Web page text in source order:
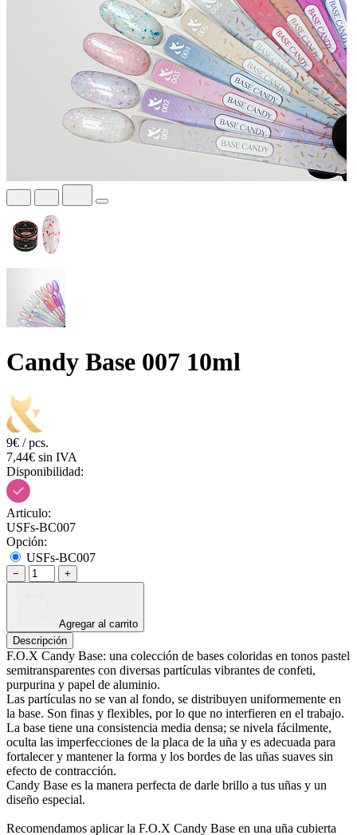
Candy Base 007 10ml
9€ / pcs.
7,44€ sin IVA
Disponibilidad:
Articulo:
USFs-BC007
Opción:
USFs-BC007
− +
Agregar al carrito
Descripción
F.O.X Candy Base: una colección de bases coloridas en tonos pastel
semitransparentes con diversas partículas vibrantes de confeti,
purpurina y papel de aluminio.
Las partículas no se van al fondo, se distribuyen uniformemente en
la base. Son finas y flexibles, por lo que no interfieren en el trabajo.
La base tiene una consistencia media densa; se nivela fácilmente,
oculta las imperfecciones de la placa de la uña y es adecuada para
fortalecer y mantener la forma y los bordes de las uñas suaves sin
efecto de contracción.
Candy Base es la manera perfecta de darle brillo a tus uñas y un
diseño especial.
Recomendamos aplicar la F.O.X Candy Base en una uña cubierta